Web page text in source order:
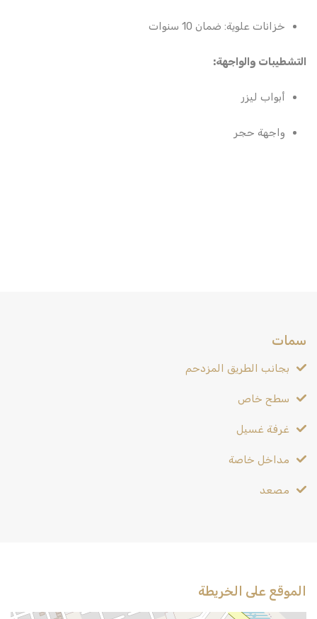
خزانات علوية: ضمان 10 سنوات
التشطيبات والواجهة:
أبواب ليزر
واجهة حجر
سمات
بجانب الطريق المزدحم
سطح خاص
غرفة غسيل
مداخل خاصة
مصعد
الموقع على الخريطة